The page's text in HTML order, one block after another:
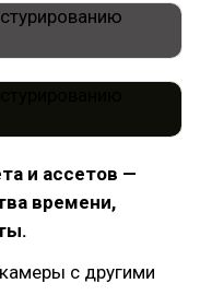
и ассетов —
времени,
с другими